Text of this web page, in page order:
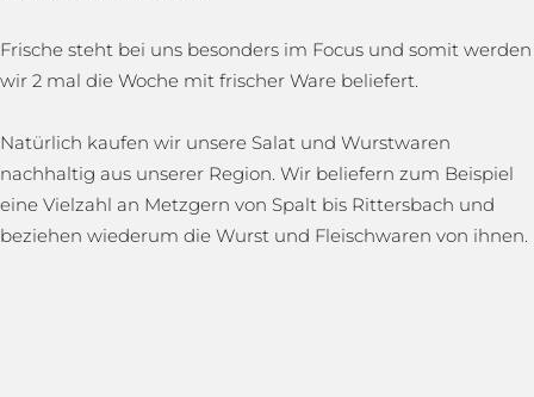
Frische steht bei uns besonders im Focus und somit werden
wir 2 mal die Woche mit frischer Ware beliefert.
Natürlich kaufen wir unsere Salat und Wurstwaren
nachhaltig aus unserer Region. Wir beliefern zum Beispiel
eine Vielzahl an Metzgern von Spalt bis Rittersbach und
beziehen wiederum die Wurst und Fleischwaren von ihnen.